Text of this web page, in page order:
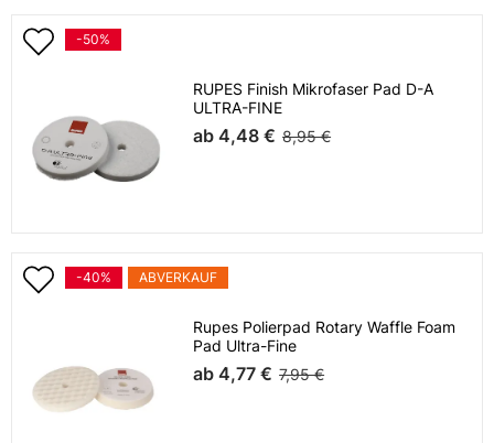
-50%
RUPES Finish Mikrofaser Pad D-A
ULTRA-FINE
ab 4,48 € 8,95 €
-40% ABVERKAUF
Rupes Polierpad Rotary Waffle Foam
Pad Ultra-Fine
ab 4,77 € 7,95 €